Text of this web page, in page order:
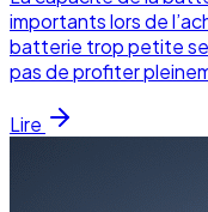
importants lors de
batterie trop petite
pas de profiter
Lire